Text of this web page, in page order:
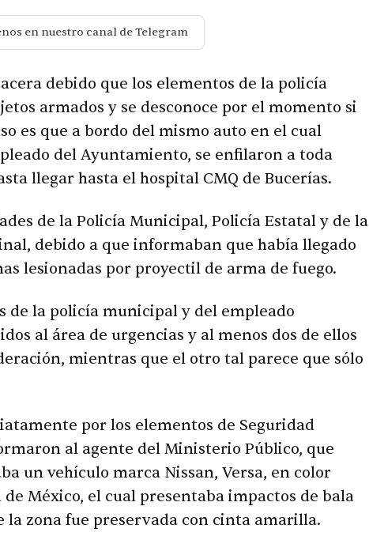
en nuestro canal de Telegram
debido que los elementos de la policía
armados y se desconoce por el momento si
es que a bordo del mismo auto en el cual
del Ayuntamiento, se enfilaron a toda
llegar hasta el hospital CMQ de Bucerías.
de la Policía Municipal, Policía Estatal y de la
debido a que informaban que había llegado
lesionadas por proyectil de arma de fuego.
de la policía municipal y del empleado
al área de urgencias y al menos dos de ellos
mientras que el otro tal parece que sólo
por los elementos de Seguridad
al agente del Ministerio Público, que
un vehículo marca Nissan, Versa, en color
México, el cual presentaba impactos de bala
la zona fue preservada con cinta amarilla.